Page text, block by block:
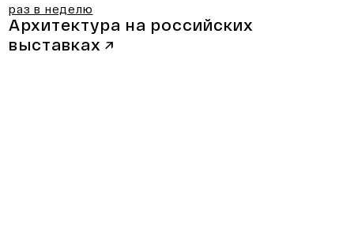
раз в неделю
Архитектура на российских
выставках ↗